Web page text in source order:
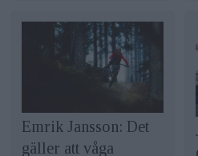
Emrik Jansson: Det
gäller att våga